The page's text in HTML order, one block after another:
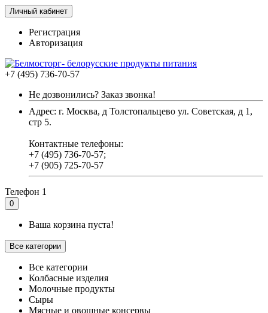
Личный кабинет
Регистрация
Авторизация
+7 (495) 736-70-57
Не дозвонились? Заказ звонка!
Адрес: г. Москва, д Толстопальцево ул. Советская, д 1,
стр 5.
Контактные телефоны:
+7 (495) 736-70-57;
+7 (905) 725-70-57
Телефон 1
0
Ваша корзина пуста!
Все категории
Все категории
Колбасные изделия
Молочные продукты
Сыры
Мясные и овощные консервы